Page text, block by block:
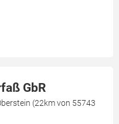
GbR
(22km von 55743